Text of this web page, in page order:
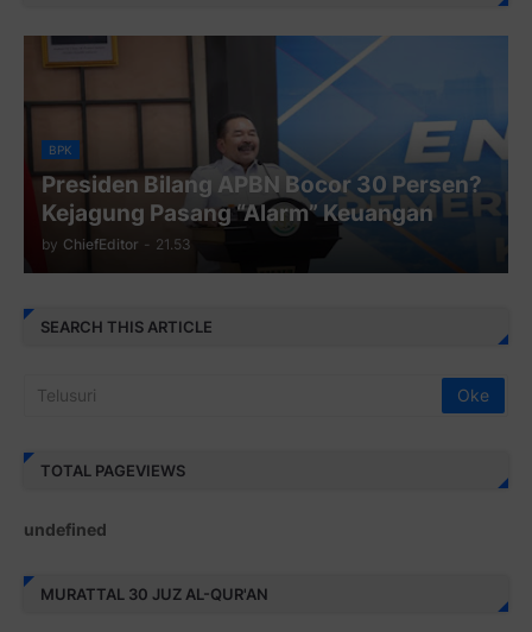
BPK
Presiden Bilang APBN Bocor 30 Persen?
Kejagung Pasang “Alarm” Keuangan
by ChiefEditor - 21.53
SEARCH THIS ARTICLE
TOTAL PAGEVIEWS
undefined
MURATTAL 30 JUZ AL-QUR'AN